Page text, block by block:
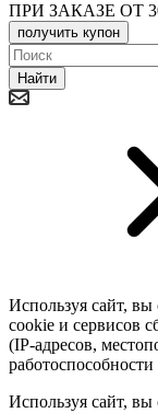
ПРИ ЗАКАЗЕ ОТ
получить купон
Найти
Используя сайт, вы
cookie и сервисов
(IP‑адресов,
Используя сайт, вы